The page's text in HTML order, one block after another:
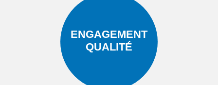
ENGAGEMENT
QUALITÉ